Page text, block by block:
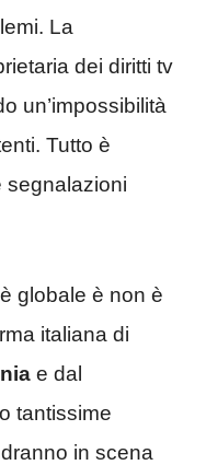
La
dei diritti tv
un’impossibilità
Tutto è
segnalazioni
globale è non è
italiana di
e dal
tantissime
in scena